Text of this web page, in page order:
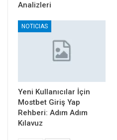
Analizleri
NOTICIAS
Yeni Kullanıcılar İçin
Mostbet Giriş Yap
Rehberi: Adım Adım
Kılavuz